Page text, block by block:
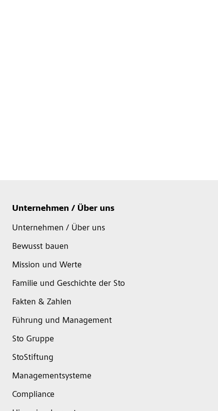
Unternehmen / Über uns
Unternehmen / Über uns
Bewusst bauen
Mission und Werte
Familie und Geschichte der Sto
Fakten & Zahlen
Führung und Management
Sto Gruppe
StoStiftung
Managementsysteme
Compliance